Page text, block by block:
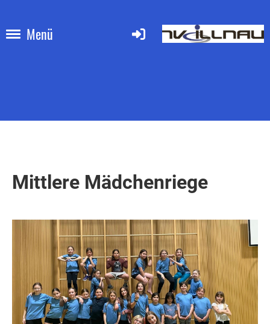
Menü
Mittlere Mädchenriege